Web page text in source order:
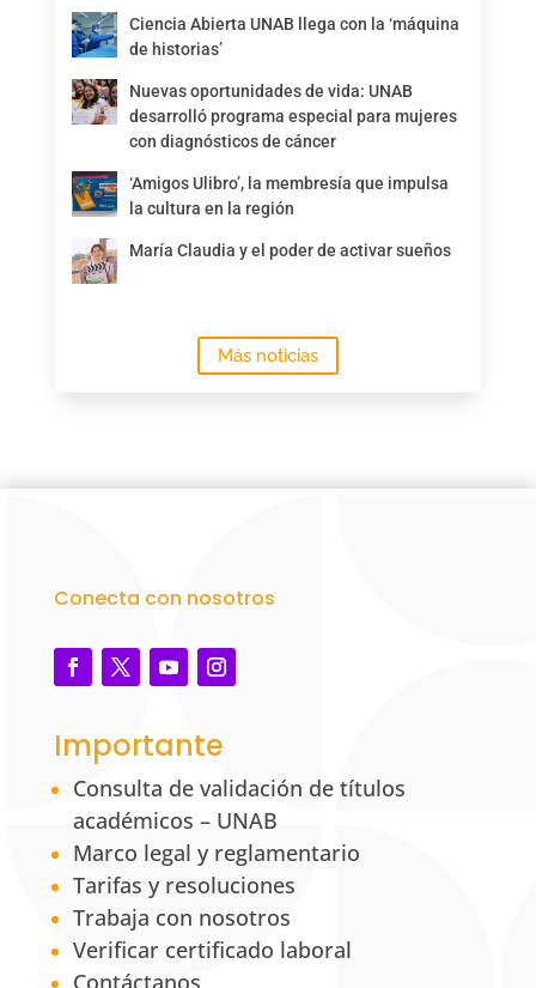
Ciencia Abierta UNAB llega con la ‘máquina
de historias’
Nuevas oportunidades de vida: UNAB
desarrolló programa especial para mujeres
con diagnósticos de cáncer
‘Amigos Ulibro’, la membresía que impulsa
la cultura en la región
María Claudia y el poder de activar sueños
Más noticias
Conecta con nosotros
Importante
Consulta de validación de títulos
académicos – UNAB
Marco legal y reglamentario
Tarifas y resoluciones
Trabaja con nosotros
Verificar certificado laboral
Contáctanos